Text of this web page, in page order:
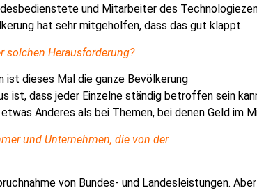
und Mitarbeiter des
hat sehr mitgeholfen, dass das gut klappt.
solchen Herausforderung?
ist dieses Mal die ganze Bevölkerung
ist, dass jeder Einzelne ständig betroffen sein
Anderes als bei Themen, bei denen Geld im
und Unternehmen, die von der
von Bundes- und Landesleistungen.